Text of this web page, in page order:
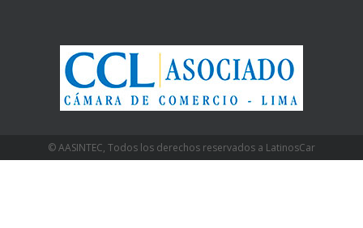
© AASINTEC, Todos los derechos reservados a LatinosCar